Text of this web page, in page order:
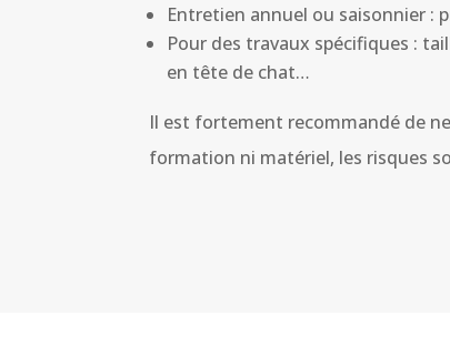
Entretien annuel ou saisonnier :
Pour des travaux spécifiques :
en tête de chat…
Il est fortement recommandé de
formation ni matériel, les risques